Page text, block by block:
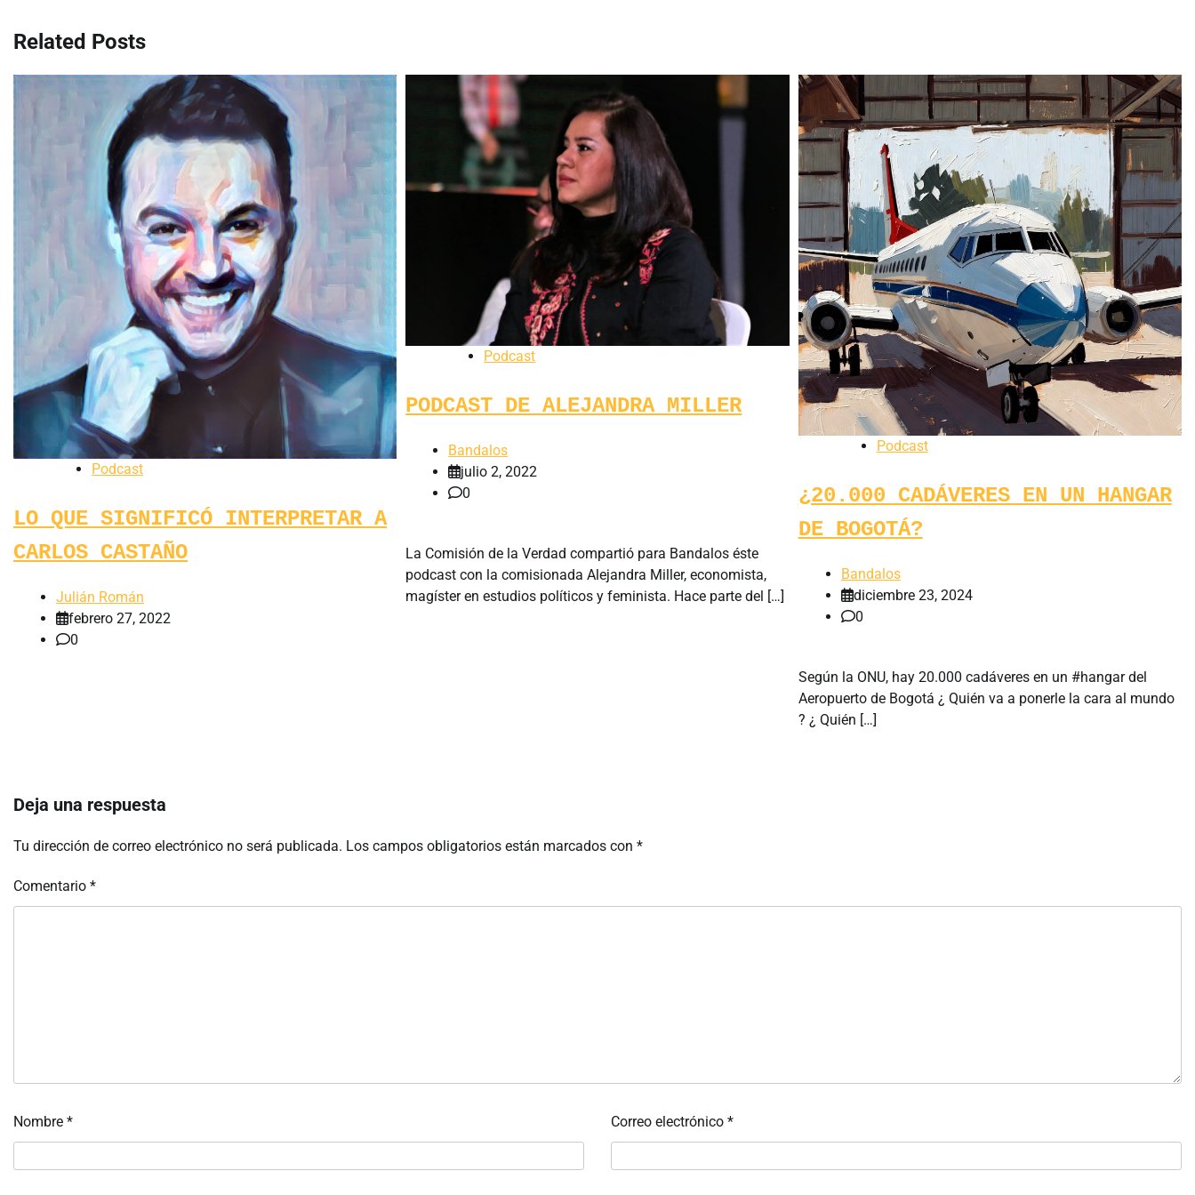
entradas
Related Posts
Podcast
LO QUE SIGNIFICÓ INTERPRETAR A
CARLOS CASTAÑO
Julián Román
febrero 27, 2022
0
Podcast
PODCAST DE ALEJANDRA MILLER
Bandalos
julio 2, 2022
0
La Comisión de la Verdad compartió para Bandalos éste
podcast con la comisionada Alejandra Miller, economista,
magíster en estudios políticos y feminista. Hace parte del […]
Podcast
¿20.000 CADÁVERES EN UN HANGAR
DE BOGOTÁ?
Bandalos
diciembre 23, 2024
0
Según la ONU, hay 20.000 cadáveres en un #hangar del
Aeropuerto de Bogotá ¿ Quién va a ponerle la cara al mundo
? ¿ Quién […]
Deja una respuesta
Tu dirección de correo electrónico no será publicada. Los campos obligatorios están marcados con *
Comentario *
Nombre * Correo electrónico *